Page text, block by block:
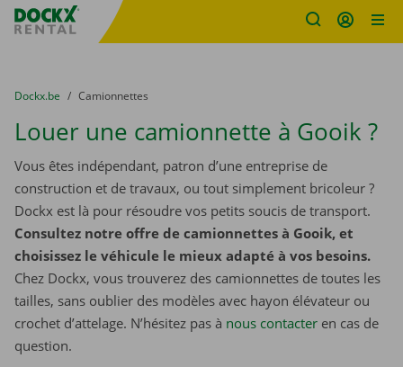
sitename
You are here:
du
Dockx.be to
Camionnettes
Louer une camionnette à Gooik ?
Vous êtes indépendant, patron d’une entreprise de
construction et de travaux, ou tout simplement bricoleur ?
Dockx est là pour résoudre vos petits soucis de transport.
Consultez notre offre de camionnettes à Gooik, et
choisissez le véhicule le mieux adapté à vos besoins.
Chez Dockx, vous trouverez des camionnettes de toutes les
tailles, sans oublier des modèles avec hayon élévateur ou
crochet d’attelage. N’hésitez pas à nous contacter ​​​​​​​ en cas de
question.